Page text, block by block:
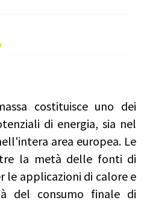
costituisce uno dei
di energia, sia nel
area europea. Le
la metà delle fonti di
le applicazioni di calore e
del consumo finale di